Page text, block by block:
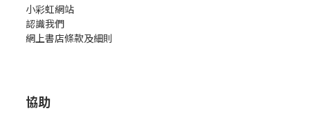
小彩虹網站
認識我們
網上書店條款及細則
協助